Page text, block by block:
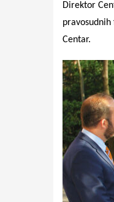
Direktor
pravosudnih
Centar.